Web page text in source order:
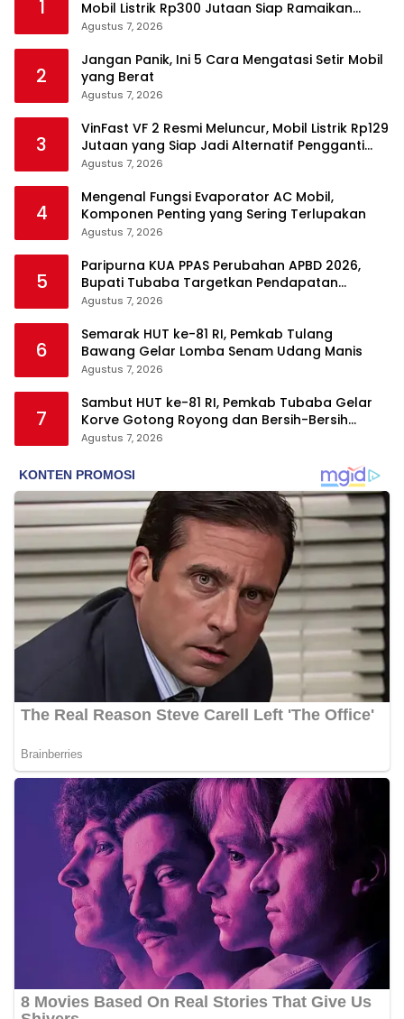
1
Mobil Listrik Rp300 Jutaan Siap Ramaikan
Pasar EV
Agustus 7, 2026
2
Jangan Panik, Ini 5 Cara Mengatasi Setir Mobil
yang Berat
Agustus 7, 2026
3
VinFast VF 2 Resmi Meluncur, Mobil Listrik Rp129
Jutaan yang Siap Jadi Alternatif Pengganti
Motor
Agustus 7, 2026
4
Mengenal Fungsi Evaporator AC Mobil,
Komponen Penting yang Sering Terlupakan
Agustus 7, 2026
5
Paripurna KUA PPAS Perubahan APBD 2026,
Bupati Tubaba Targetkan Pendapatan
Daerah Rp820,3 Miliar
Agustus 7, 2026
6
Semarak HUT ke-81 RI, Pemkab Tulang
Bawang Gelar Lomba Senam Udang Manis
Agustus 7, 2026
7
Sambut HUT ke-81 RI, Pemkab Tubaba Gelar
Korve Gotong Royong dan Bersih-Bersih
Serentak
Agustus 7, 2026